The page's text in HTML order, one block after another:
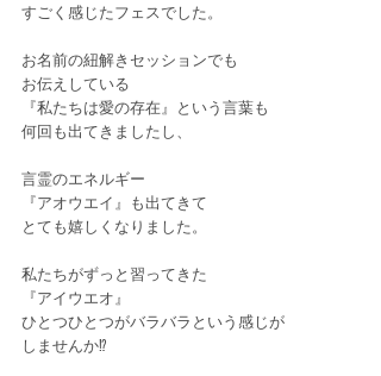
すごく感じたフェスでした。
お名前の紐解きセッションでも
お伝えしている
『私たちは愛の存在』という言葉も
何回も出てきましたし、
言霊のエネルギー
『アオウエイ』も出てきて
とても嬉しくなりました。
私たちがずっと習ってきた
『アイウエオ』
ひとつひとつがバラバラという感じが
しませんか⁉